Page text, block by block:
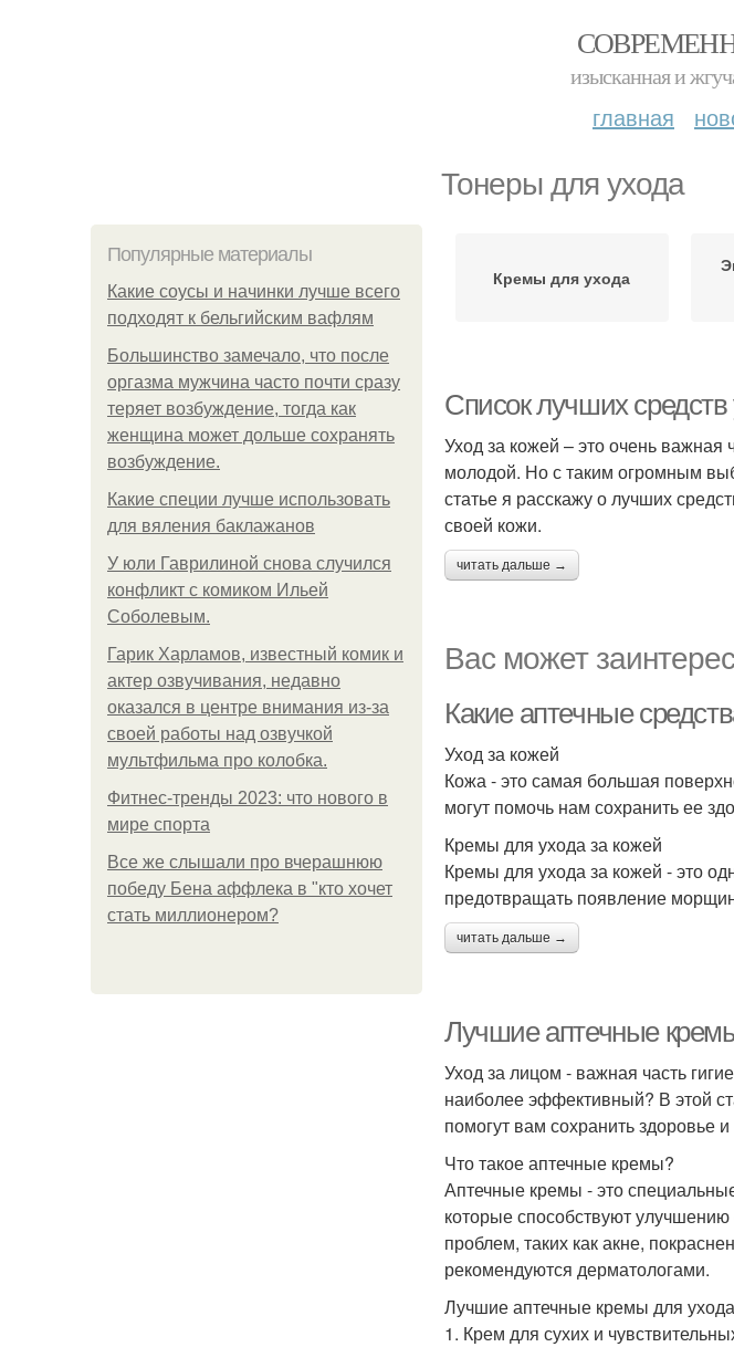
изысканная и
главная
Тонеры для ухода
Популярные материалы
Какие соусы и начинки лучше всего
подходят к бельгийским вафлям
Большинство замечало, что после
оргазма мужчина часто почти сразу
теряет возбуждение, тогда как
женщина может дольше сохранять
возбуждение.
Какие специи лучше использовать
для вяления баклажанов
У юли Гаврилиной снова случился
конфликт с комиком Ильей
Соболевым.
Гарик Харламов, известный комик и
актер озвучивания, недавно
оказался в центре внимания из-за
своей работы над озвучкой
мультфильма про колобка.
Фитнес-тренды 2023: что нового в
мире спорта
Все же слышали про вчерашнюю
победу Бена аффлека в "кто хочет
стать миллионером?
Кремы для ухода
Список лучших средств
Уход за кожей – это очень
молодой. Но с таким огромным
статье я расскажу о лучших
своей кожи.
читать дальше →
Вас может
Какие аптечные
Уход за кожей
Кожа - это самая большая
могут помочь нам сохранить ее
Кремы для ухода за кожей
Кремы для ухода за кожей - это
предотвращать появление
читать дальше →
Лучшие аптечные
Уход за лицом - важная часть
наиболее эффективный? В этой
помогут вам сохранить здоровье
Что такое аптечные кремы?
Аптечные кремы - это
которые способствуют
проблем, таких как акне,
рекомендуются дерматологами.
Лучшие аптечные кремы для
1. Крем для сухих и